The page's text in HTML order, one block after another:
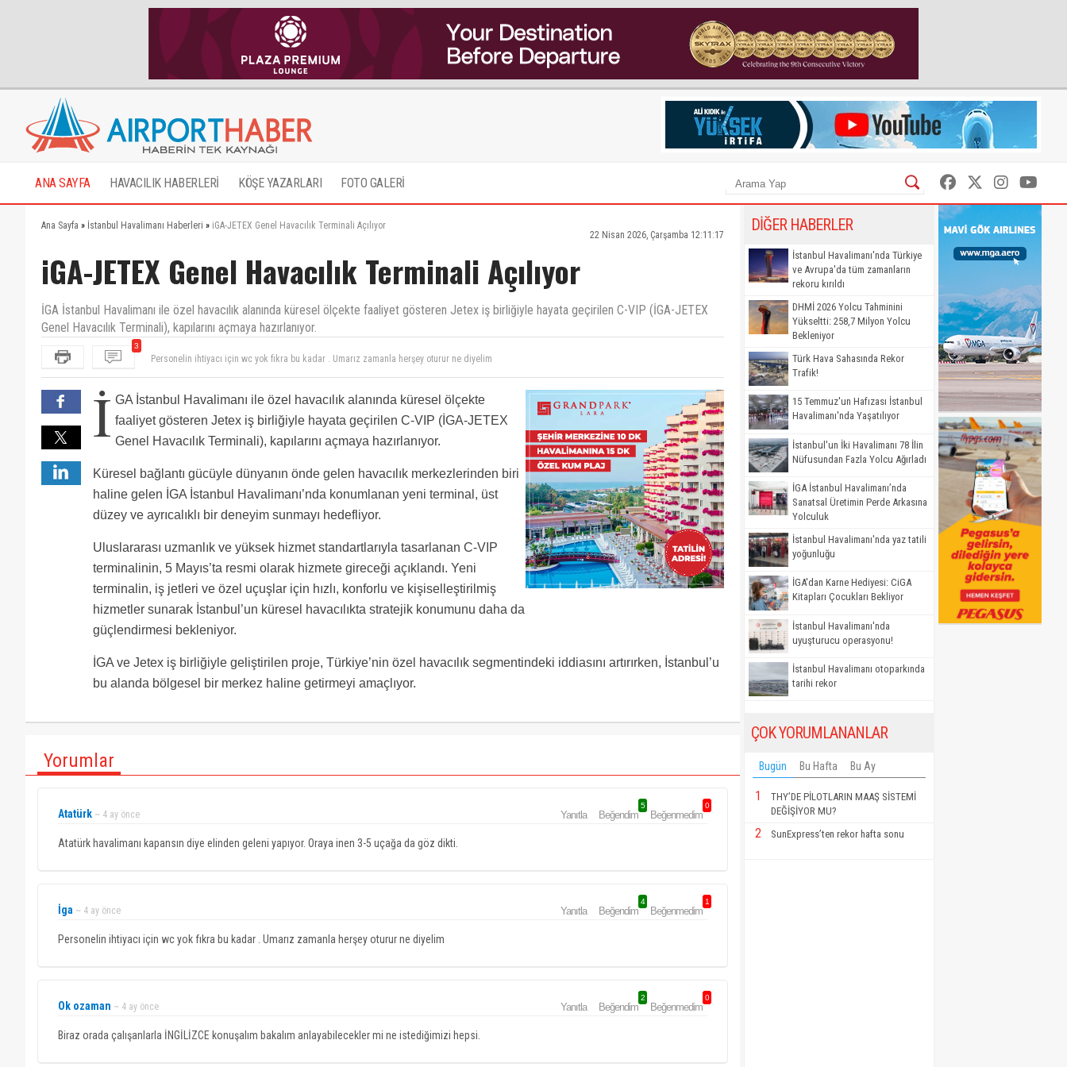
ANA SAYFA HAVACILIK HABERLERİ KÖŞE YAZARLARI FOTO GALERİ
Ana Sayfa » İstanbul Havalimanı Haberleri » iGA-JETEX Genel Havacılık Terminali Açılıyor
22 Nisan 2026, Çarşamba 12:11:17
iGA-JETEX Genel Havacılık Terminali Açılıyor
İGA İstanbul Havalimanı ile özel havacılık alanında küresel ölçekte faaliyet gösteren Jetex iş birliğiyle hayata geçirilen C-VIP (İGA-JETEX
Genel Havacılık Terminali), kapılarını açmaya hazırlanıyor.
3
Biraz orada çalışanlarla İNGİLİZCE konuşalım bakalım anlayabilecekler mi ne istediğimizi hepsi.
İ GA İstanbul Havalimanı ile özel havacılık alanında küresel ölçekte
faaliyet gösteren Jetex iş birliğiyle hayata geçirilen C-VIP (İGA-JETEX
Genel Havacılık Terminali), kapılarını açmaya hazırlanıyor.
Küresel bağlantı gücüyle dünyanın önde gelen havacılık merkezlerinden biri
haline gelen İGA İstanbul Havalimanı’nda konumlanan yeni terminal, üst
düzey ve ayrıcalıklı bir deneyim sunmayı hedefliyor.
Uluslararası uzmanlık ve yüksek hizmet standartlarıyla tasarlanan C-VIP
terminalinin, 5 Mayıs’ta resmi olarak hizmete gireceği açıklandı. Yeni
terminalin, iş jetleri ve özel uçuşlar için hızlı, konforlu ve kişiselleştirilmiş
hizmetler sunarak İstanbul’un küresel havacılıkta stratejik konumunu daha da
güçlendirmesi bekleniyor.
İGA ve Jetex iş birliğiyle geliştirilen proje, Türkiye’nin özel havacılık segmentindeki iddiasını artırırken, İstanbul’u
bu alanda bölgesel bir merkez haline getirmeyi amaçlıyor.
Yorumlar
Atatürk ~ 4 ay önce Yanıtla Beğendim
5
Beğenmedim
0
Atatürk havalimanı kapansın diye elinden geleni yapıyor. Oraya inen 3-5 uçağa da göz dikti.
İga ~ 4 ay önce Yanıtla Beğendim
4
Beğenmedim
1
Personelin ihtiyacı için wc yok fıkra bu kadar . Umarız zamanla herşey oturur ne diyelim
Ok ozaman ~ 4 ay önce Yanıtla Beğendim
2
Beğenmedim
0
Biraz orada çalışanlarla İNGİLİZCE konuşalım bakalım anlayabilecekler mi ne istediğimizi hepsi.
DİĞER HABERLER
İstanbul Havalimanı'nda Türkiye
ve Avrupa'da tüm zamanların
rekoru kırıldı
DHMİ 2026 Yolcu Tahminini
Yükseltti: 258,7 Milyon Yolcu
Bekleniyor
Türk Hava Sahasında Rekor
Trafik!
15 Temmuz'un Hafızası İstanbul
Havalimanı'nda Yaşatılıyor
İstanbul'un İki Havalimanı 78 İlin
Nüfusundan Fazla Yolcu Ağırladı
İGA İstanbul Havalimanı’nda
Sanatsal Üretimin Perde Arkasına
Yolculuk
İstanbul Havalimanı'nda yaz tatili
yoğunluğu
İGA'dan Karne Hediyesi: CiGA
Kitapları Çocukları Bekliyor
İstanbul Havalimanı'nda
uyuşturucu operasyonu!
İstanbul Havalimanı otoparkında
tarihi rekor
ÇOK YORUMLANANLAR
Bugün Bu Hafta Bu Ay
1
THY’DE PİLOTLARIN MAAŞ SİSTEMİ
DEĞİŞİYOR MU?
2 SunExpress’ten rekor hafta sonu